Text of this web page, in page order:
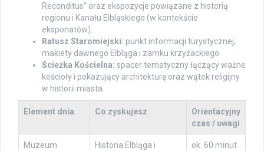
Reconditus” oraz ekspozycje powiązane z historią
regionu i Kanału Elbląskiego (w kontekście
eksponatów).
Ratusz Staromiejski: punkt informacji turystycznej;
makiety dawnego Elbląga i zamku krzyżackiego.
Ścieżka Kościelna: spacer tematyczny łączący ważne
kościoły i pokazujący architekturę oraz wątek religijny
w historii miasta.
Element dnia Co zyskujesz
Orientacyjny
czas / uwagi
Muzeum
Historia Elbląga i
ok. 60 minut